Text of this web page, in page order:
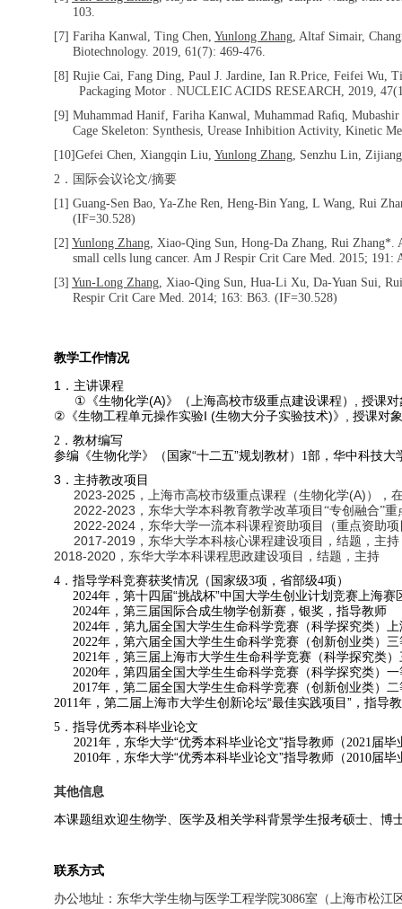
103.
[7] Fariha Kanwal, Ting Chen, Yunlong Zhang, Altaf Simair,
Biotechnology. 2019, 61(7): 469-476.
[8] Rujie Cai, Fang Ding, Paul J. Jardine, Ian R.Price, Feifei Wu,
Packaging Motor . NUCLEIC ACIDS RESEARCH, 2019,
[9] Muhammad Hanif, Fariha Kanwal, Muhammad Raﬁq, Mubashir
Cage Skeleton: Synthesis, Urease Inhibition Activity, Kinetic
[10]Gefei Chen, Xiangqin Liu, Yunlong Zhang, Senzhu Lin,
2 ．国际会议论文/摘要
[1] Guang-Sen Bao, Ya-Zhe Ren, Heng-Bin Yang, L Wang, Rui
(IF=30.528)
[2] Yunlong Zhang, Xiao-Qing Sun, Hong-Da Zhang, Rui Zhang*.
small cells lung cancer. Am J Respir Crit Care Med. 2015; 191:
[3] Yun-Long Zhang, Xiao-Qing Sun, Hua-Li Xu, Da-Yuan Sui,
Respir Crit Care Med. 2014; 163: B63. (IF=30.528)
教学工作情况
1 ．主讲课程
① 《生物化学(A)》（上海高校市级重点建设课程）
授课
② 《生物工程单元操作实验I (生物大分子实验技术)》
授课对
2 ．教材编写
参编《生物化学》（国家“十二五”规划教材） 1部，华中科技大
3 ．主持教改项目
2023-2025 ，上海市高校市级重点课程（生物化学(A) ），
2022-2023 ，东华大学本科教育教学改革项目“专创融合”
2022-2024 ，东华大学一流本科课程资助项目（重点资助
2017-2019 ，东华大学本科核心课程建设项目，结题，主持
2018-2020 ，东华大学本科课程思政建设项目，结题，主持
4 ．指导学科竞赛获奖情况（国家级3项，省部级4项）
2024年，第十四届“挑战杯”中国大学生创业计划竞赛上海赛
2024年，第三届国际合成生物学创新赛，银奖，指导教师
2024年，第九届全国大学生生命科学竞赛（科学探究类）
2022年，第六届全国大学生生命科学竞赛（创新创业类）
2021年，第三届上海市大学生生命科学竞赛（科学探究类
2020年，第四届全国大学生生命科学竞赛（科学探究类）
2017年，第二届全国大学生生命科学竞赛（创新创业类）
2011年，第二届上海市大学生创新论坛“最佳实践项目”，指导
5 ．指导优秀本科毕业论文
2021年，东华大学“优秀本科毕业论文”指导教师（2021 届毕
2010年，东华大学“优秀本科毕业论文”指导教师（2010届毕
其他信息
本课题组欢迎生物学、医学及相关学科背景学生报考硕士、博
联系方式
办公地址：东华大学生物与医学工程学院3086室（上海市松江